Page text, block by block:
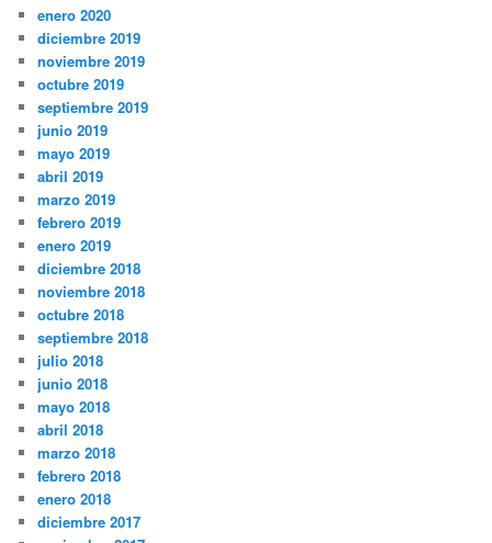
enero 2020
diciembre 2019
noviembre 2019
octubre 2019
septiembre 2019
junio 2019
mayo 2019
abril 2019
marzo 2019
febrero 2019
enero 2019
diciembre 2018
noviembre 2018
octubre 2018
septiembre 2018
julio 2018
junio 2018
mayo 2018
abril 2018
marzo 2018
febrero 2018
enero 2018
diciembre 2017